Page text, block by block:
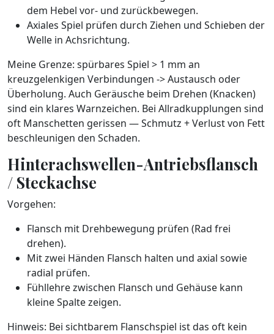
dem Hebel vor- und zurückbewegen.
Axiales Spiel prüfen durch Ziehen und Schieben der
Welle in Achsrichtung.
Meine Grenze: spürbares Spiel > 1 mm an
kreuzgelenkigen Verbindungen -> Austausch oder
Überholung. Auch Geräusche beim Drehen (Knacken)
sind ein klares Warnzeichen. Bei Allradkupplungen sind
oft Manschetten gerissen — Schmutz + Verlust von Fett
beschleunigen den Schaden.
Hinterachswellen-Antriebsflansch
/ Steckachse
Vorgehen:
Flansch mit Drehbewegung prüfen (Rad frei
drehen).
Mit zwei Händen Flansch halten und axial sowie
radial prüfen.
Fühllehre zwischen Flansch und Gehäuse kann
kleine Spalte zeigen.
Hinweis: Bei sichtbarem Flanschspiel ist das oft kein